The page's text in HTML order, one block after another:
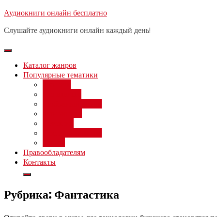
Перейти
содержимому
Аудиокниги онлайн бесплатно
Слушайте аудиокниги онлайн каждый день!
Каталог жанров
Популярные тематики
Правообладателям
Контакты
Рубрика: Фантастика